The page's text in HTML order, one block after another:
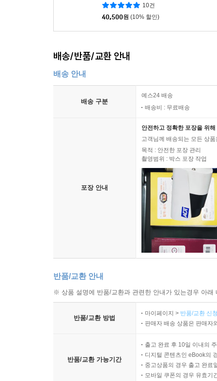
10건
40,500원 (10% 할인)
배송/반품/교환 안내
배송 안내
배송 구분
예스24 배송
배송비 : 무료배송
포장 안내
안전하고 정확한 포장을 위
고객님께 배송되는 모든 상
목적 : 안전한 포장 관리
촬영범위 : 박스 포장 작업
반품/교환 안내
※ 상품 설명에 반품/교환과 관련한 안내가 있는경우 아
반품/교환 방법
마이페이지 > 반품/교환 신
판매자 배송 상품은 판매자
반품/교환 가능기간
출고 완료 후 10일 이내의
디지털 콘텐츠인 eBook의
중고상품의 경우 출고 완료
모바일 쿠폰의 경우 유효기